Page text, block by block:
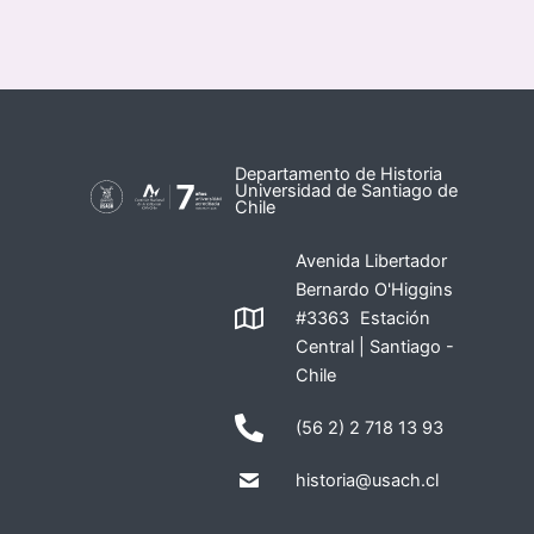
Departamento de Historia
Universidad de Santiago de
Chile
Avenida Libertador
Bernardo O'Higgins
#3363 Estación
Central | Santiago -
Chile
(56 2) 2 718 13 93
historia@usach.cl